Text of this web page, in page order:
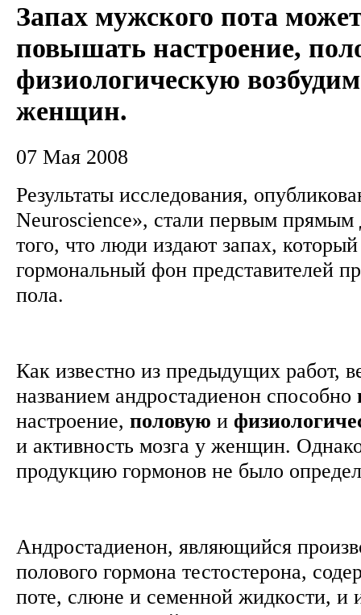
Запах мужского пота
повышать настроение,
физиологическую
женщин.
07 Мая 2008
Результаты исследования,
Neuroscience», стали первым прямым
того, что люди издают запах,
гормональный фон представителей
пола.
Как известно из предыдущих работ,
названием андростадиенон способно
настроение, половую и
и активность мозга у женщин.
продукцию гормонов не было
Андростадиенон, являющийся
полового гормона тестостерона,
поте, слюне и семенной жидкости, и